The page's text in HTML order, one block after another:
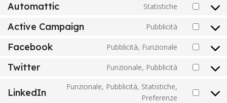
Automattic Statistiche
Active Campaign Pubblicità
Facebook Pubblicità, Funzionale
Twitter Funzionale, Pubblicità
LinkedIn
Funzionale, Pubblicità, Statistiche,
Preferenze